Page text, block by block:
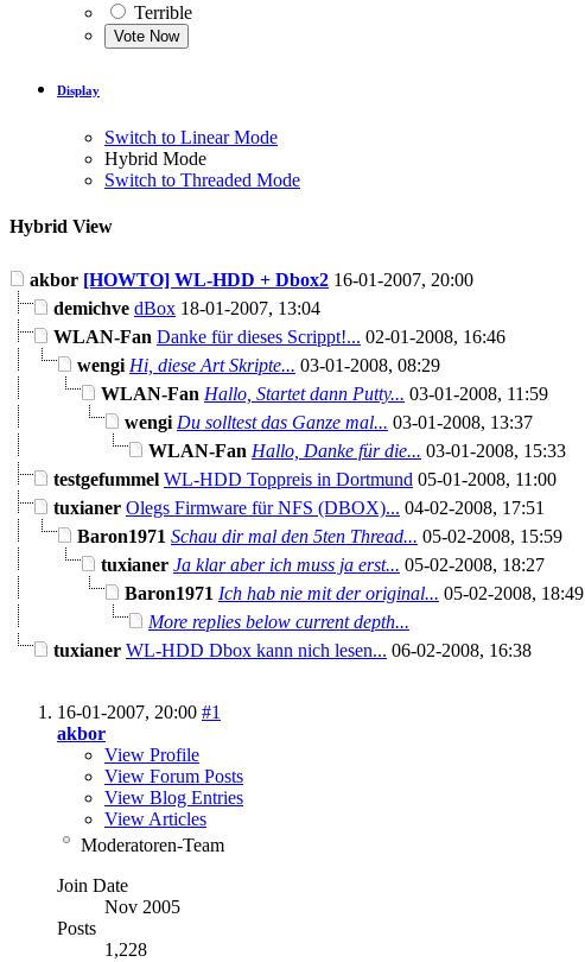
Terrible
Display
Switch to Linear Mode
Hybrid Mode
Switch to Threaded Mode
Hybrid View
akbor [HOWTO] WL-HDD + Dbox2 16-01-2007, 20:00
demichve dBox 18-01-2007, 13:04
WLAN-Fan Danke für dieses Scrippt!... 02-01-2008, 16:46
wengi Hi, diese Art Skripte... 03-01-2008, 08:29
WLAN-Fan Hallo, Startet dann Putty... 03-01-2008, 11:59
wengi Du solltest das Ganze mal... 03-01-2008, 13:37
WLAN-Fan Hallo, Danke für die... 03-01-2008, 15:33
testgefummel WL-HDD Toppreis in Dortmund 05-01-2008, 11:00
tuxianer Olegs Firmware für NFS (DBOX)... 04-02-2008, 17:51
Baron1971 Schau dir mal den 5ten Thread... 05-02-2008, 15:59
tuxianer Ja klar aber ich muss ja erst... 05-02-2008, 18:27
Baron1971 Ich hab nie mit der original... 05-02-2008, 18:49
More replies below current depth...
tuxianer WL-HDD Dbox kann nich lesen... 06-02-2008, 16:38
16-01-2007, 20:00 #1
akbor
View Profile
View Forum Posts
View Blog Entries
View Articles
Moderatoren-Team
Join Date
Nov 2005
Posts
1,228